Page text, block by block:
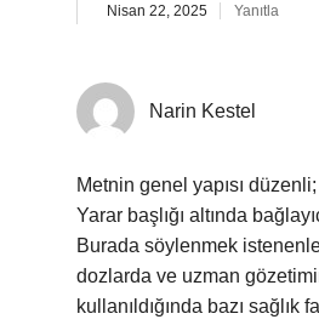
Nisan 22, 2025 Yanıtla
Narin Kestel
Metnin genel yapısı düzenli;
Yarar başlığı altında
Burada söylenmek
dozlarda ve uzman
kullanıldığında bazı sağlık